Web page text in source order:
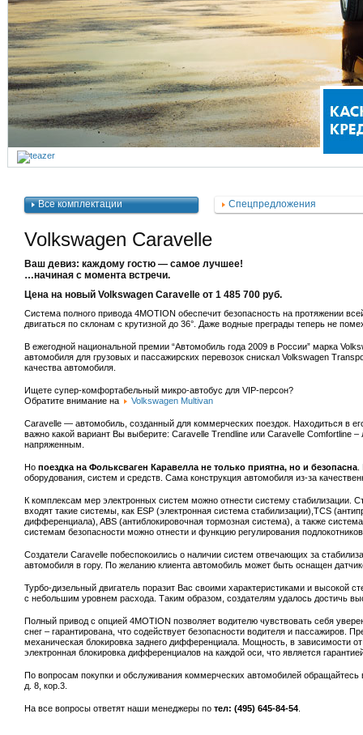
Все комплектации Спецпредложения
Volkswagen Caravelle
Ваш девиз: каждому гостю — самое лучшее!
…начиная с момента встречи.
Цена на новый Volkswagen Caravelle от 1 485 700 руб.
Система полного привода 4MOTION обеспечит безопасность на протяжении
двигаться по склонам с крутизной до 36°. Даже водные преграды теперь не
В ежегодной национальной премии “Автомобиль года 2009 в России” марка
автомобиля для грузовых и пассажирских перевозок снискал Volkswagen
качества автомобиля.
Ищете супер-комфортабельный микро-автобус для VIP-персон?
Обратите внимание на
Volkswagen Multivan
Caravelle — автомобиль, созданный для коммерческих поездок. Находиться в
важно какой вариант Вы выберите: Caravelle Trendline или Caravelle Comfortline
напряженным.
Но поездка на Фольксваген Каравелла не только приятна, но и безопасна
оборудования, систем и средств. Сама конструкция автомобиля из-за
К комплексам мер электронных систем можно отнести систему стабилизации.
входят такие системы, как ESP (электронная система стабилизации),TCS
дифференциала), ABS (антиблокировочная тормозная система), а также
системам безопасности можно отнести и функцию регулирования
Создатели Caravelle побеспокоились о наличии систем отвечающих за
автомобиля в гору. По желанию клиента автомобиль может быть оснащен
Турбо-дизельный двигатель поразит Вас своими характеристиками и высокой
с небольшим уровнем расхода. Таким образом, создателям удалось достичь
Полный привод с опцией 4MOTION позволяет водителю чувствовать себя
снег – гарантирована, что содействует безопасности водителя и пассажиров.
механическая блокировка заднего дифференциала. Мощность, в зависимости
электронная блокировка дифференциалов на каждой оси, что является
По вопросам покупки и обслуживания коммерческих автомобилей
д. 8, кор.3.
На все вопросы ответят наши менеджеры по тел: (495) 645-84-54